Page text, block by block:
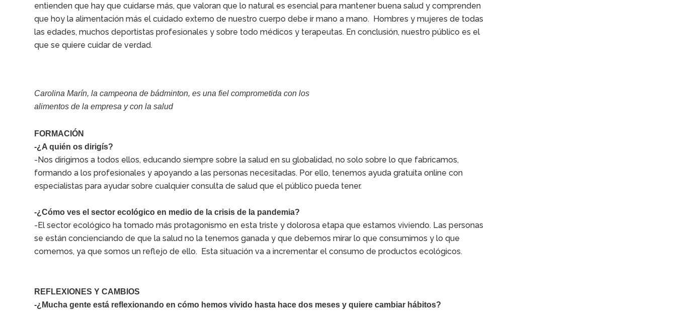
entienden que hay que cuidarse más, que valoran que lo natural es esencial para mantener buena salud y comprenden
que hoy la alimentación más el cuidado externo de nuestro cuerpo debe ir mano a mano. Hombres y mujeres de todas
las edades, muchos deportistas profesionales y sobre todo médicos y terapeutas. En conclusión, nuestro público es el
que se quiere cuidar de verdad.
Carolina Marín, la campeona de bádminton, es una fiel comprometida con los
alimentos de la empresa y con la salud
FORMACIÓN
-¿A quién os dirigís?
-Nos dirigimos a todos ellos, educando siempre sobre la salud en su globalidad, no solo sobre lo que fabricamos,
formando a los profesionales y apoyando a las personas necesitadas. Por ello, tenemos ayuda gratuita online con
especialistas para ayudar sobre cualquier consulta de salud que el público pueda tener.
-¿Cómo ves el sector ecológico en medio de la crisis de la pandemia?
-El sector ecológico ha tomado más protagonismo en esta triste y dolorosa etapa que estamos viviendo. Las personas
se están concienciando de que la salud no la tenemos ganada y que debemos mirar lo que consumimos y lo que
comemos, ya que somos un reflejo de ello. Esta situación va a incrementar el consumo de productos ecológicos.
REFLEXIONES Y CAMBIOS
-¿Mucha gente está reflexionando en cómo hemos vivido hasta hace dos meses y quiere cambiar hábitos?